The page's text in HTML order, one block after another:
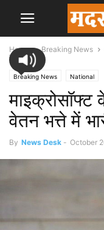
Home Breaking News
बढ़ोतरी..
Breaking News National
वेतन भत्ते में
By News Desk - October